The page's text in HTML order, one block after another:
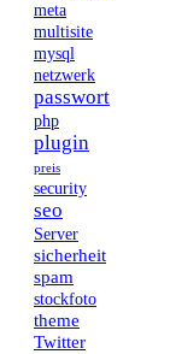
meta
multisite
mysql
netzwerk
passwort
php
plugin
preis
security
seo
Server
sicherheit
spam
stockfoto
theme
Twitter